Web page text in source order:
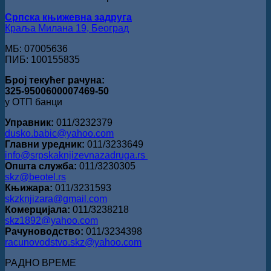
Српска књижевна задруга
Краља Милана 19, Београд
МБ: 07005636
ПИБ: 100155835
Број текућег рачуна:
325-9500600007469-50
у ОТП банци
Управник: 011/3232379
dusko.babic@yahoo.com
Главни уредник: 011/3233649
info@srpskaknjizevnazadruga.rs
Општа служба: 011/3230305
skz@beotel.rs
Књижара: 011/3231593
skzknjizara@gmail.com
Комерцијала: 011/3238218
skz1892@yahoo.com
Рачуноводство: 011/3234398
racunovodstvo.skz@yahoo.com
РАДНО ВРЕМЕ